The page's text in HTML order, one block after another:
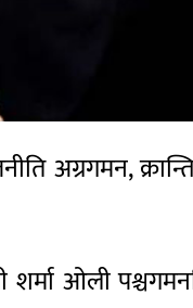
अग्रगमन,
शर्मा ओली